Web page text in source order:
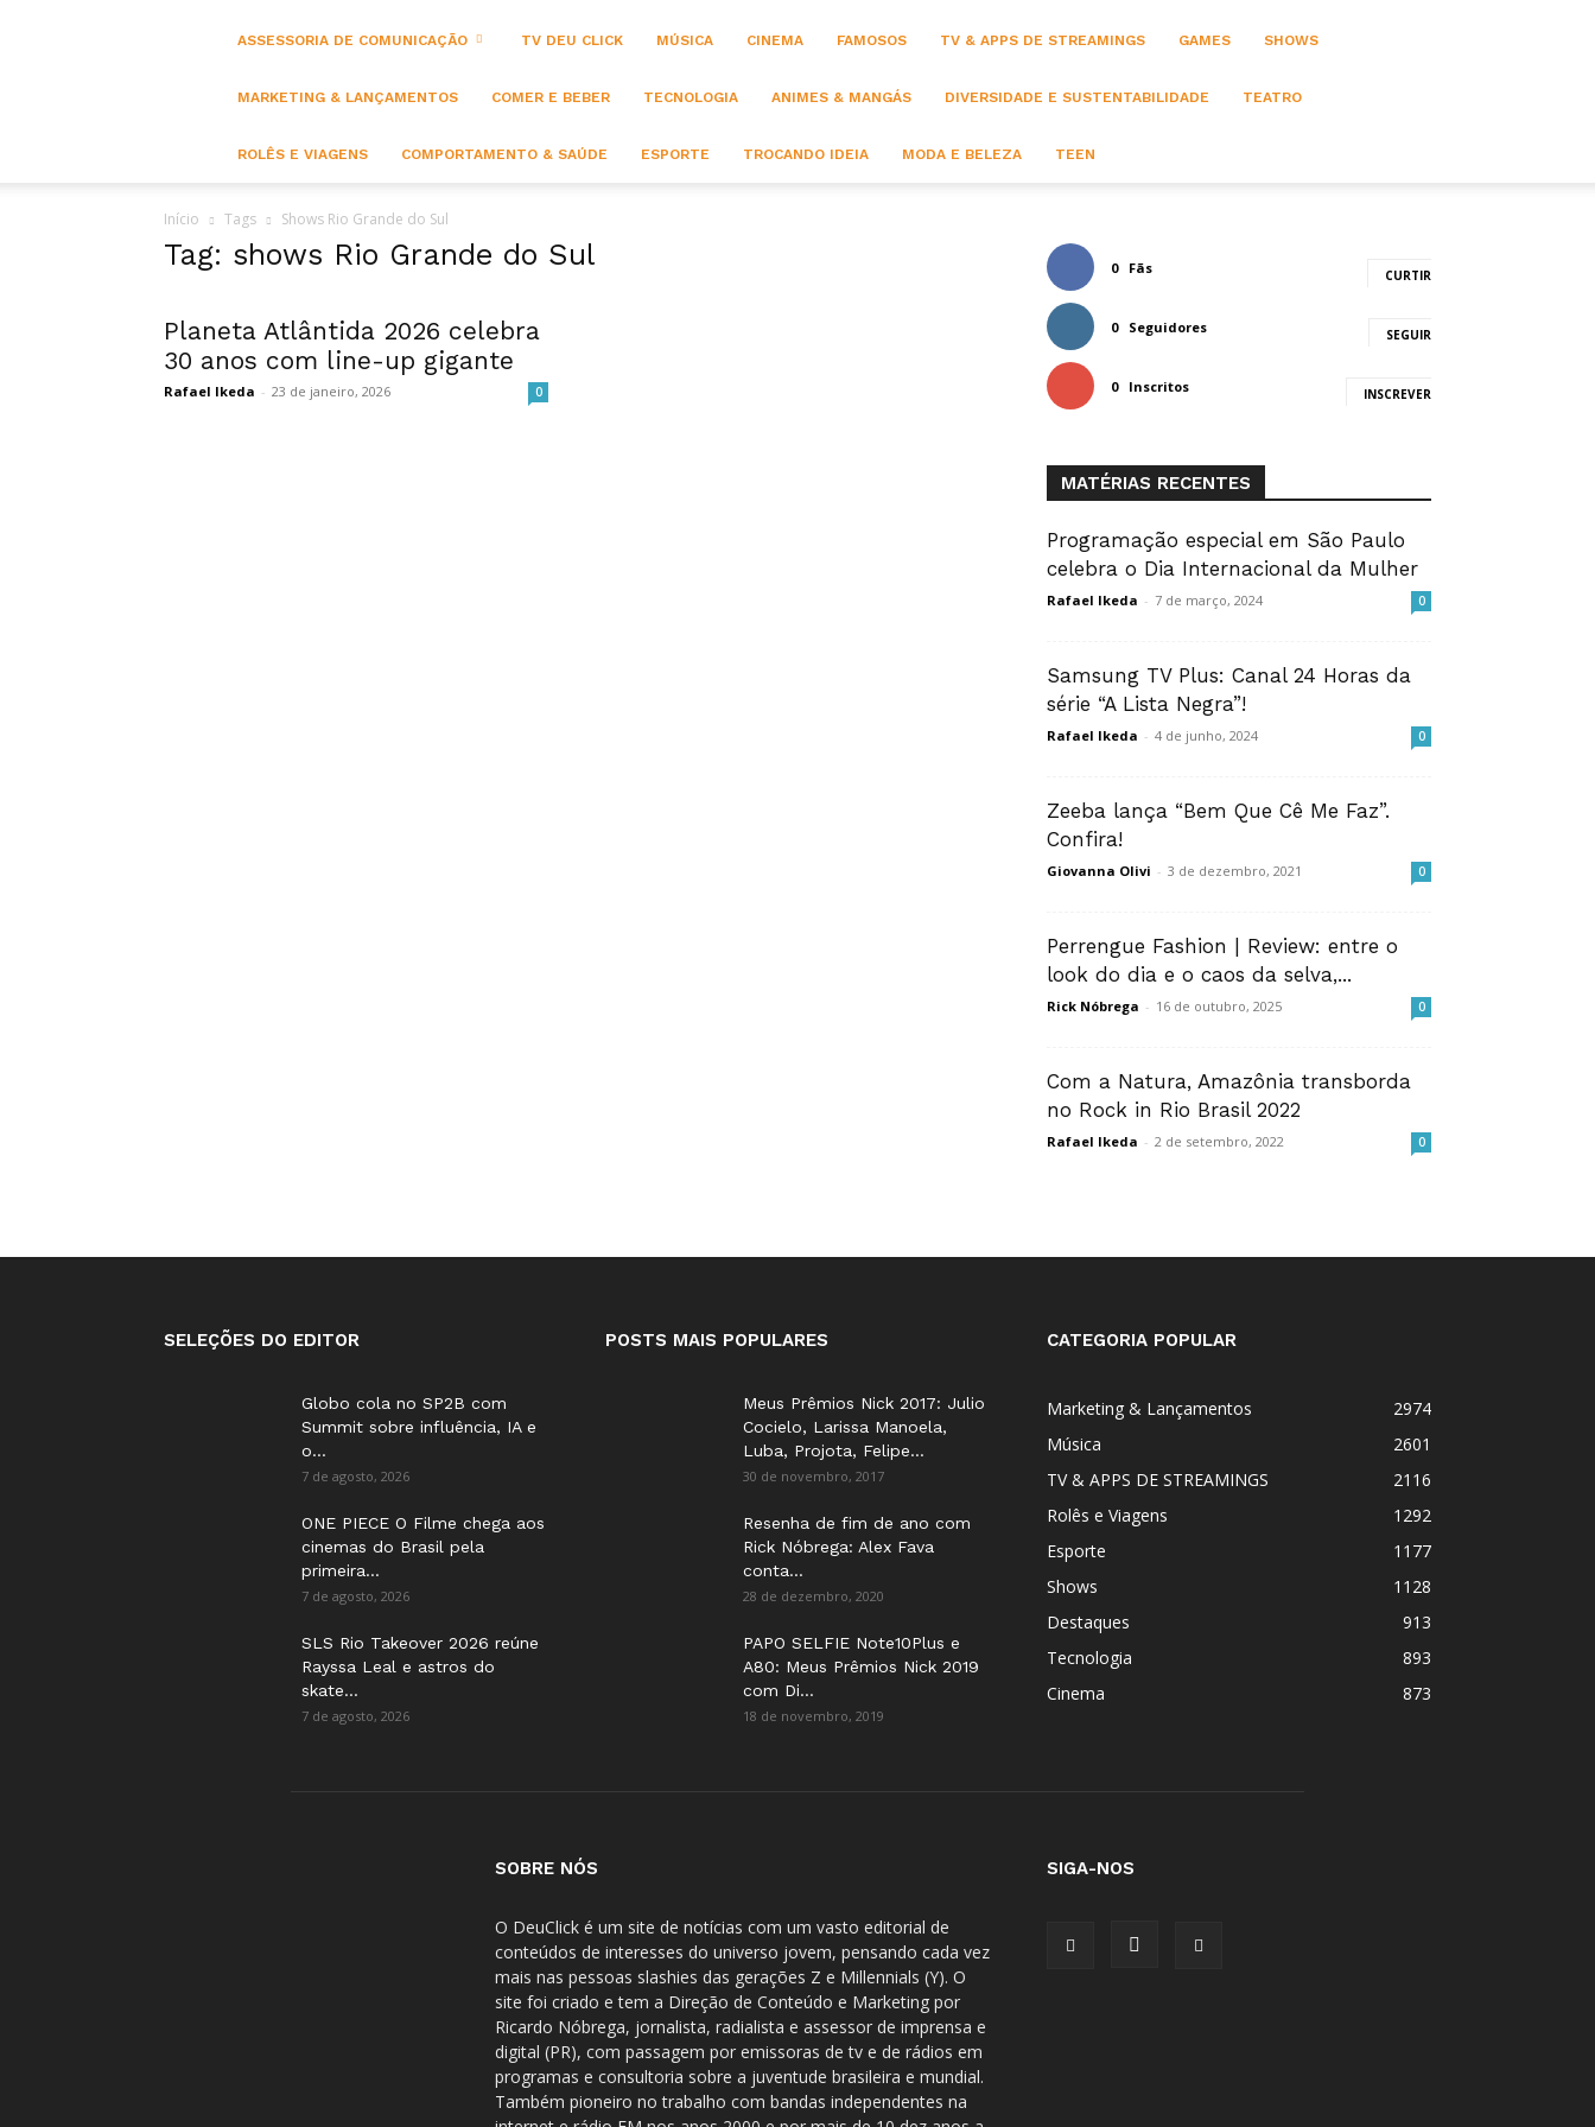
ASSESSORIA DE COMUNICAÇÃO TV DEU CLICK MÚSICA CINEMA FAMOSOS TV & APPS DE STREAMINGS GAMES SHOWS
MARKETING & LANÇAMENTOS COMER E BEBER TECNOLOGIA ANIMES & MANGÁS DIVERSIDADE E SUSTENTABILIDADE TEATRO
ROLÊS E VIAGENS COMPORTAMENTO & SAÚDE ESPORTE TROCANDO IDEIA MODA E BELEZA TEEN
Início Tags Shows Rio Grande do Sul
Tag: shows Rio Grande do Sul
Planeta Atlântida 2026 celebra
30 anos com line-up gigante
Rafael Ikeda - 23 de janeiro, 2026 0
0 Fãs CURTIR
0 Seguidores SEGUIR
0 Inscritos INSCREVER
MATÉRIAS RECENTES
Programação especial em São Paulo
celebra o Dia Internacional da Mulher
Rafael Ikeda - 7 de março, 2024 0
Samsung TV Plus: Canal 24 Horas da
série “A Lista Negra”!
Rafael Ikeda - 4 de junho, 2024 0
Zeeba lança “Bem Que Cê Me Faz”.
Confira!
Giovanna Olivi - 3 de dezembro, 2021 0
Perrengue Fashion | Review: entre o
look do dia e o caos da selva,...
Rick Nóbrega - 16 de outubro, 2025 0
Com a Natura, Amazônia transborda
no Rock in Rio Brasil 2022
Rafael Ikeda - 2 de setembro, 2022 0
SELEÇÕES DO EDITOR
Globo cola no SP2B com
Summit sobre influência, IA e
o...
7 de agosto, 2026
ONE PIECE O Filme chega aos
cinemas do Brasil pela
primeira...
7 de agosto, 2026
SLS Rio Takeover 2026 reúne
Rayssa Leal e astros do
skate...
7 de agosto, 2026
POSTS MAIS POPULARES
Meus Prêmios Nick 2017: Julio
Cocielo, Larissa Manoela,
Luba, Projota, Felipe...
30 de novembro, 2017
Resenha de fim de ano com
Rick Nóbrega: Alex Fava
conta...
28 de dezembro, 2020
PAPO SELFIE Note10Plus e
A80: Meus Prêmios Nick 2019
com Di...
18 de novembro, 2019
CATEGORIA POPULAR
Marketing & Lançamentos
2974
Música
2601
TV & APPS DE STREAMINGS
2116
Rolês e Viagens
1292
Esporte
1177
Shows
1128
Destaques
913
Tecnologia
893
Cinema
873
SOBRE NÓS
O DeuClick é um site de notícias com um vasto editorial de
conteúdos de interesses do universo jovem, pensando cada vez
mais nas pessoas slashies das gerações Z e Millennials (Y). O
site foi criado e tem a Direção de Conteúdo e Marketing por
Ricardo Nóbrega, jornalista, radialista e assessor de imprensa e
digital (PR), com passagem por emissoras de tv e de rádios em
programas e consultoria sobre a juventude brasileira e mundial.
Também pioneiro no trabalho com bandas independentes na
SIGA-NOS